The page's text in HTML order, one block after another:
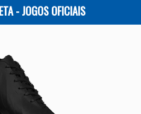
- JOGOS OFICIAIS